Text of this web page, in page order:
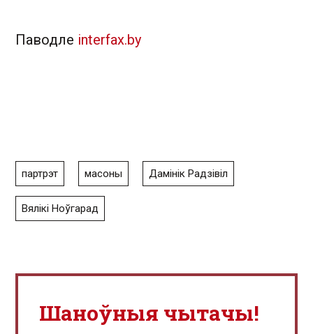
Паводле interfax.by
партрэт масоны Дамінік Радзівіл
Вялікі Ноўгарад
Шаноўныя чытачы!